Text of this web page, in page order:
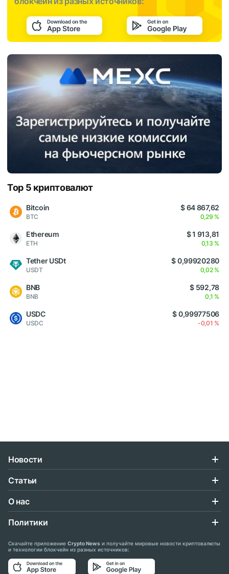
Top 5 криптовалют
Bitcoin
BTC
$ 64 867,62
0,29 %
Ethereum
ETH
$ 1 913,81
0,13 %
Tether USDt
USDT
$ 0,99920280
0,02 %
BNB
BNB
$ 592,78
0,1 %
USDC
USDC
$ 0,99977506
-0,01 %
Новости
Статьи
О нас
Политики
Скачайте приложение Crypto News и получайте мировые новости криптовалюты
и технологии блокчейн из разных источников: